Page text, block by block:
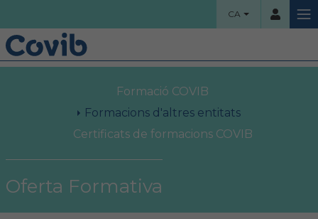
CA
Contrassenya
HOME
Organigrama
Comissions assessores
Formació COVIB
Formacions d'altres entitats
Certificats de formacions COVIB
Oferta Formativa